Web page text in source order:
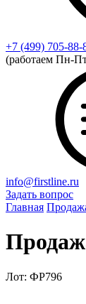
+7 (499) 705-88-
(работаем Пн-
info@firstline.ru
Задать вопрос
Главная
Лот: ФР796